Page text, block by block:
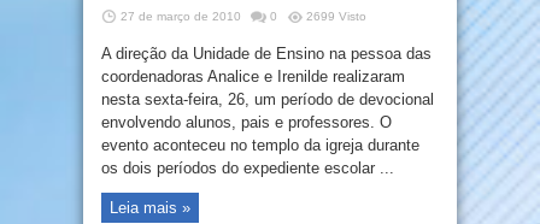
27 de março de 2010 0 2699 Visto
A direção da Unidade de Ensino na pessoa das
coordenadoras Analice e Irenilde realizaram
nesta sexta-feira, 26, um período de devocional
envolvendo alunos, pais e professores. O
evento aconteceu no templo da igreja durante
os dois períodos do expediente escolar ...
Leia mais »